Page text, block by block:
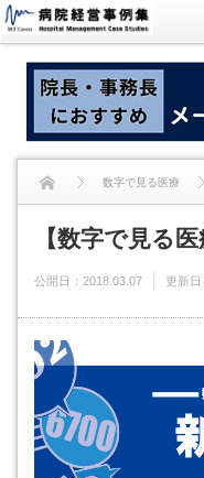
数字で見る医療
【数字で見る
公開日： 2018.03.07 更新日